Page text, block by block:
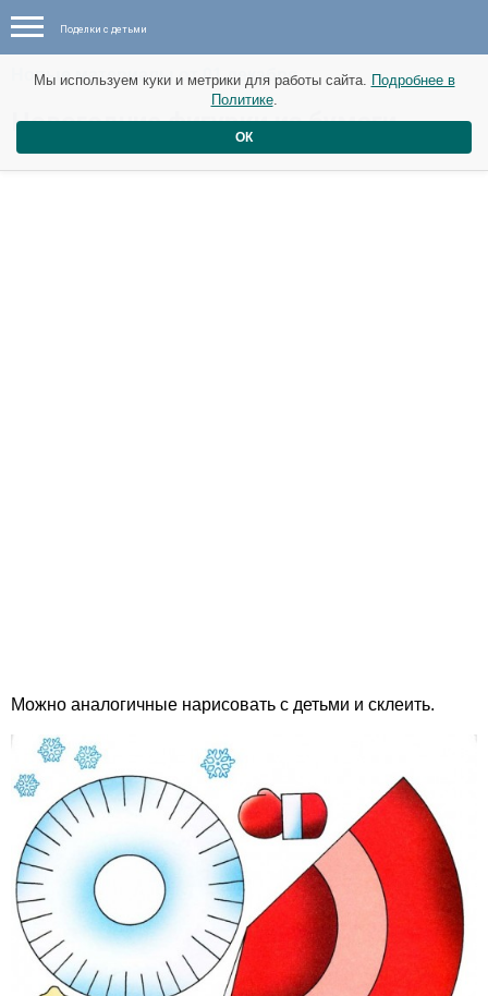
Поделки с детьми
Новые материалы от 01 декабря
Новогодние фигурки из бумаги
Можно аналогичные нарисовать с детьми и склеить.
Мы используем куки и метрики для работы сайта. Подробнее в
Политике.
ОК